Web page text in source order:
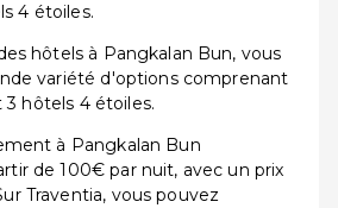
4 étoiles.
hôtels à Pangkalan Bun, vous
variété d'options comprenant
hôtels 4 étoiles.
à Pangkalan Bun
de 100€ par nuit, avec un prix
Traventia, vous pouvez